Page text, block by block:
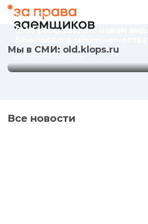
Мы в СМИ: old.klops.ru
Источник: old.klops.ru
14.12.2017
СМИ рассказали о новом виде
Все новости